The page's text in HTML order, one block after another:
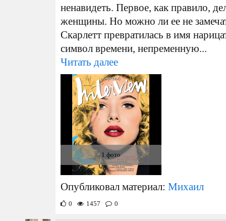
ненавидеть. Первое, как правило,
женщины. Но можно ли ее не
Скарлетт превратилась в имя
символ времени, непременную...
Читать далее
1 фото
Опубликовал материал: Михаил
0 1457 0